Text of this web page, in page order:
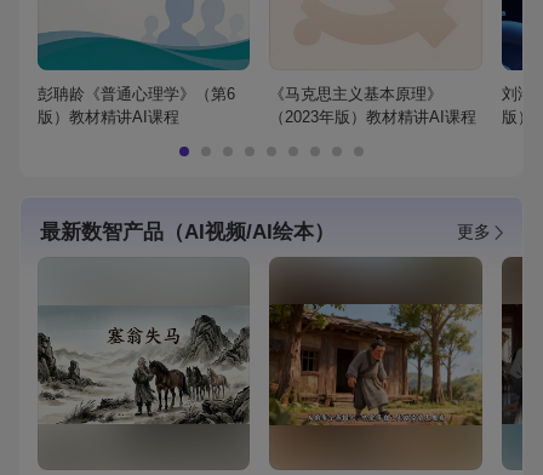
彭聃龄《普通心理学》（第6
版）教材精讲AI课程
《马克思主义基本原理》
（2023年版）教材精讲AI课程
刘鸿
版）
最新数智产品（AI视频/AI绘本） 更多